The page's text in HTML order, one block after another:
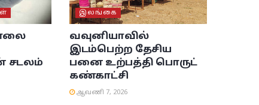
சடலம்
இலங்கை
வவுனியாவில்
இடம்பெற்ற தேசிய
பனை உற்பத்தி பொருட்
கண்காட்சி
ஆவணி 7, 2026